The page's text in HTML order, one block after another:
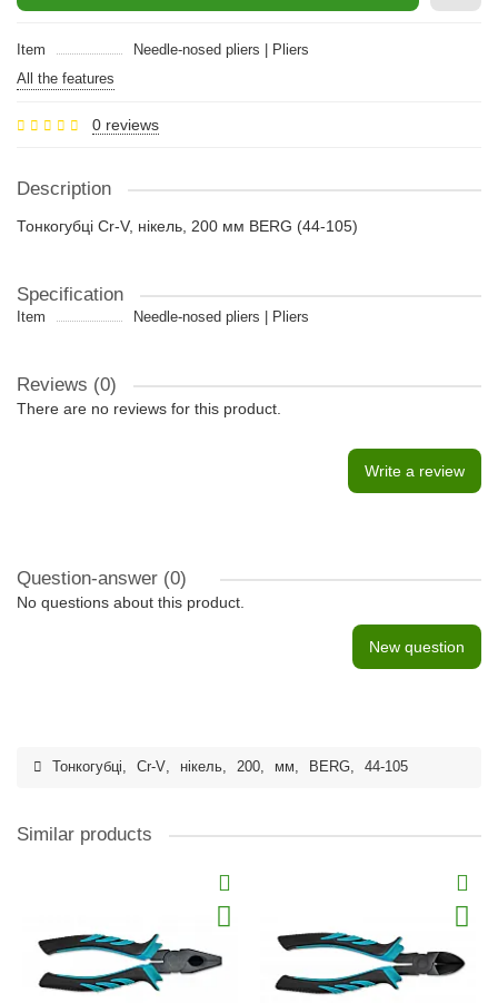
Item
Needle-nosed pliers | Pliers
All the features
0 reviews
Description
Тонкогубці Cr-V, нікель, 200 мм BERG (44-105)
Specification
Item Needle-nosed pliers | Pliers
Reviews (0)
There are no reviews for this product.
Write a review
Question-answer (0)
No questions about this product.
New question
Тонкогубці, Cr-V, нікель, 200, мм, BERG, 44-105
Similar products